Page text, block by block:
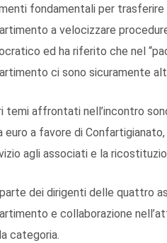
fondamentali per trasferire
a velocizzare
ed ha riferito che nel
ci sono sicuramente
temi affrontati nell’incontro
euro a favore di
agli associati e la
dei dirigenti delle quattro
e collaborazione
categoria.